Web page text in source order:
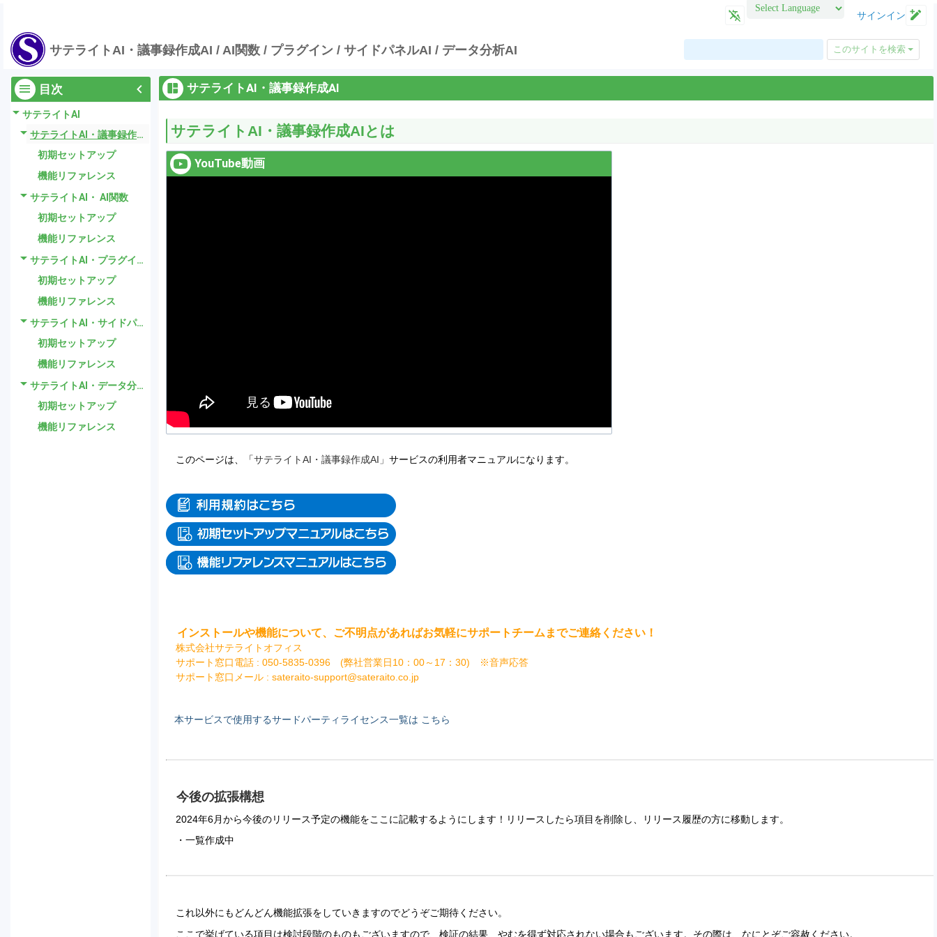
サインイン
サテライトAI・議事録作成AI / AI関数 / プラグイン / サイドパネルAI / データ分析AI このサイトを検索
目次
サテライトAI
サテライトAI・議事録作成AI
初期セットアップ
機能リファレンス
サテライトAI・ AI関数
初期セットアップ
機能リファレンス
サテライトAI・プラグイン
初期セットアップ
機能リファレンス
サテライトAI・サイドパネルAI
初期セットアップ
機能リファレンス
サテライトAI・データ分析AI
初期セットアップ
機能リファレンス
サテライトAI・議事録作成AI
サテライトAI・議事録作成AIとは
YouTube動画
このページは、「サテライトAI・議事録作成AI」 サービスの利用者マニュアルになります。
インストールや機能について、ご不明点があればお気軽にサポートチームまでご連絡ください！
株式会社サテライトオフィス
サポート窓口電話 : 050-5835-0396 (弊社営業日10：00～17：30) ※音声応答
サポート窓口メール : sateraito-support@sateraito.co.jp
本サービスで使用するサードパーティライセンス一覧は こちら
今後の拡張構想
2024年6月から今後のリリース予定の機能をここに記載するようにします！リリースしたら項目を削除し、リリース履歴の方に移動します。
・一覧作成中
これ以外にもどんどん機能拡張をしていきますのでどうぞご期待ください。
ここで挙げている項目は検討段階のものもございますので、検証の結果、やむを得ず対応されない場合もございます。その際は、なにとぞご容赦ください。